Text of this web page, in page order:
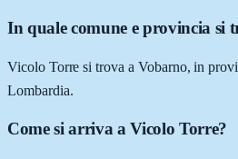
In quale comune e provincia si
Vicolo Torre si trova a Vobarno, in
Lombardia.
Come si arriva a Vicolo Torre?